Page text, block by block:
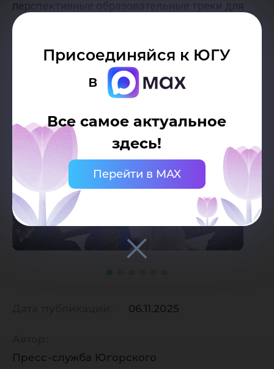
Присоединяйся к ЮГУ
в
Все самое актуальное
здесь!
Перейти в MAX
перспективные образовательные треки для
университета.
06.11.2025
Пресс-служба Югорского